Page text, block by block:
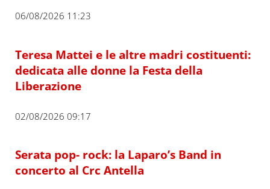
06/08/2026 11:23
Teresa Mattei e le altre madri costituenti:
dedicata alle donne la Festa della
Liberazione
02/08/2026 09:17
Serata pop- rock: la Laparo’s Band in
concerto al Crc Antella